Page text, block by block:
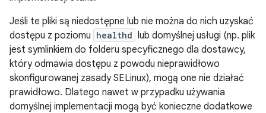
Jeśli te pliki są niedostępne lub nie można do nich uzyskać
dostępu z poziomu healthd lub domyślnej usługi (np. plik
jest symlinkiem do folderu specyficznego dla dostawcy,
który odmawia dostępu z powodu nieprawidłowo
skonfigurowanej zasady SELinux), mogą one nie działać
prawidłowo. Dlatego nawet w przypadku używania
domyślnej implementacji mogą być konieczne dodatkowe